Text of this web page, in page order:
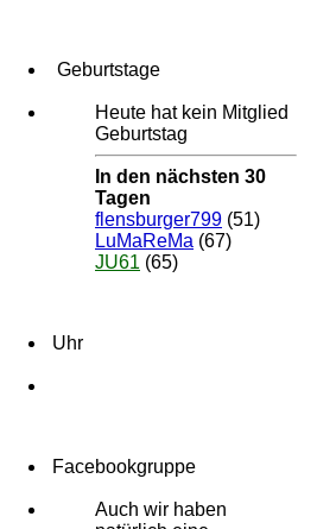
Geburtstage
Heute hat kein Mitglied
Geburtstag
In den nächsten 30
Tagen
flensburger799 (51)
LuMaReMa (67)
JU61 (65)
Uhr
Facebookgruppe
Auch wir haben